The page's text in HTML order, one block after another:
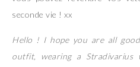
seconde vie ! xx
Hello ! I hope you are all
outfit, wearing a